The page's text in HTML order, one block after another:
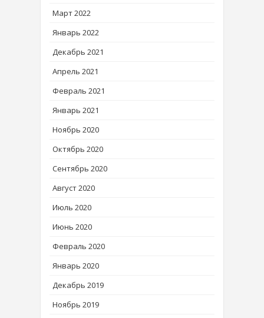
Март 2022
Январь 2022
Декабрь 2021
Апрель 2021
Февраль 2021
Январь 2021
Ноябрь 2020
Октябрь 2020
Сентябрь 2020
Август 2020
Июль 2020
Июнь 2020
Февраль 2020
Январь 2020
Декабрь 2019
Ноябрь 2019